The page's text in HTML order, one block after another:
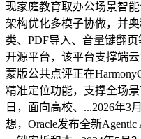
现家庭教育取办公场景智
架构优化多模子协做，并
类、PDF导入、音量键翻
开源平台，该平台支撑端
蒙版公共点评正在
精准定位功能，支撑全场
日，面向高校、...2026年3
想，Oracle发布全新Agentic